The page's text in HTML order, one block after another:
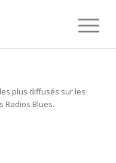
plus diffusés sur les
Radios Blues.